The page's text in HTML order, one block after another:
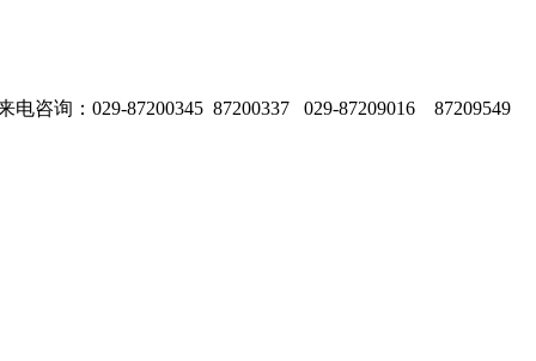
咨询：029-87200345 87200337 029-87209016 87209549